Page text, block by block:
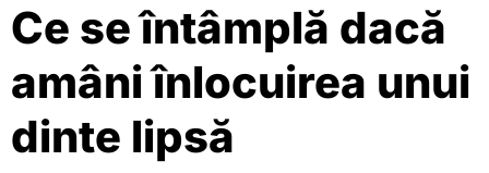
Ce se întâmplă dacă
amâni înlocuirea unui
dinte lipsă